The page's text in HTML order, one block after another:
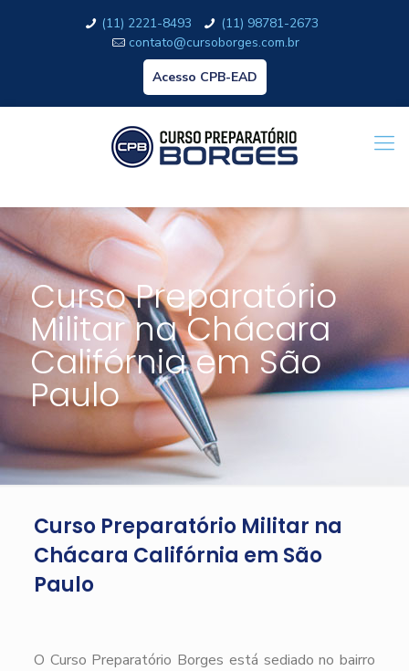
(11) 2221-8493
(11) 98781-2673
contato@cursoborges.com.br
Acesso CPB-EAD
Curso Preparatório
Militar na Chácara
Califórnia em São
Paulo
Curso Preparatório Militar na
Chácara Califórnia em São
Paulo
O Curso Preparatório Borges está sediado no bairro